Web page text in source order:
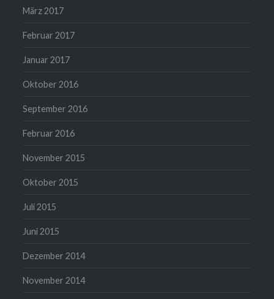
März 2017
Februar 2017
Januar 2017
Oktober 2016
September 2016
Februar 2016
November 2015
Oktober 2015
Juli 2015
Juni 2015
Dezember 2014
November 2014